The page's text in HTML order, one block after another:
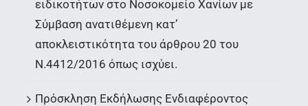
ειδικοτήτων στο Νοσοκομείο Χανίων με
Σύμβαση ανατιθέμενη κατ’
αποκλειστικότητα του άρθρου 20 του
Ν.4412/2016 όπως ισχύει.
Πρόσκληση Εκδήλωσης Ενδιαφέροντος